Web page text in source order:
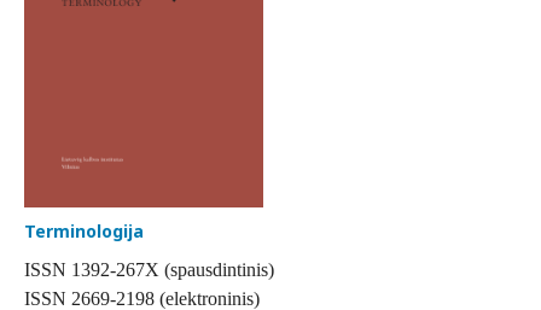
Terminologija
ISSN 1392-267X (spausdintinis)
ISSN 2669-2198 (elektroninis)